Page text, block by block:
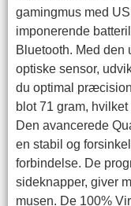
gamingmus med
imponerende
Bluetooth. Med
optiske sensor,
du optimal
blot 71 gram,
Den avancerede
en stabil og
forbindelse. De
sideknapper, giver
musen. De 100%